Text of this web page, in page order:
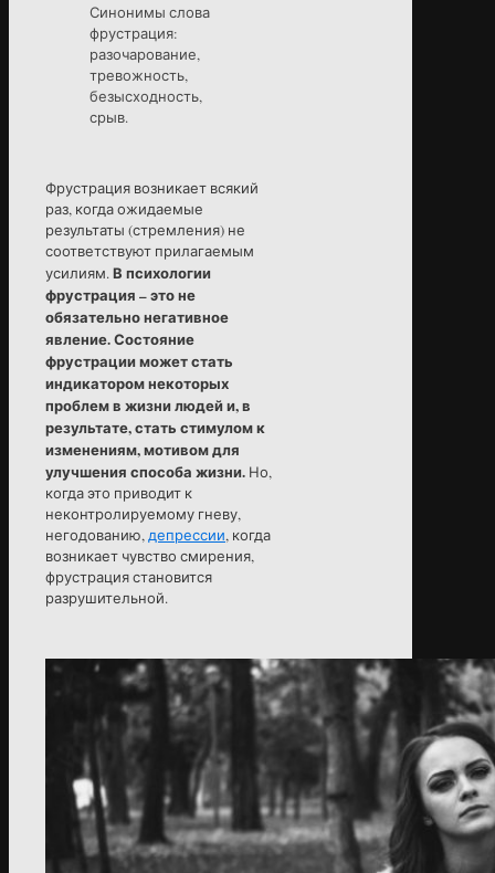
Синонимы слова
фрустрация:
разочарование,
тревожность,
безысходность,
срыв.
Фрустрация возникает всякий
раз, когда ожидаемые
результаты (стремления) не
соответствуют прилагаемым
усилиям.В психологии
фрустрация – это не
обязательно негативное
явление. Состояние
фрустрации может стать
индикатором некоторых
проблем в жизни людей и, в
результате, стать стимулом к
изменениям, мотивом для
улучшения способа жизни. Но,
когда это приводит к
неконтролируемому гневу,
негодованию,депрессии, когда
возникает чувство смирения,
фрустрация становится
разрушительной.